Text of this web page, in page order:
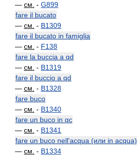
— см. - G899
fare il bucato
— см. - B1309
fare il bucato in famiglia
— см. - F138
fare la buccia a qd
— см. - B1319
fare il buccio a qd
— см. - B1328
fare buco
— см. - B1340
fare un buco in qc
— см. - B1341
fare un buco nell'acqua (или in acqua)
— см. - B1334